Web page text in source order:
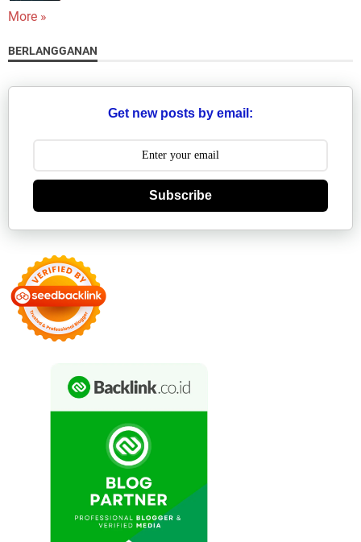
More »
BERLANGGANAN
Get new posts by email:
Subscribe